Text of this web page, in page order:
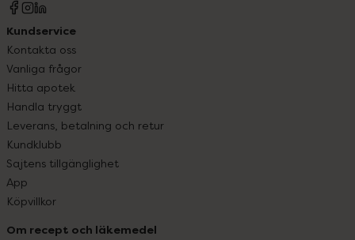
Kundservice
Kontakta oss
Vanliga frågor
Hitta apotek
Handla tryggt
Leverans, betalning och retur
Kundklubb
Sajtens tillgänglighet
App
Köpvillkor
Om recept och läkemedel